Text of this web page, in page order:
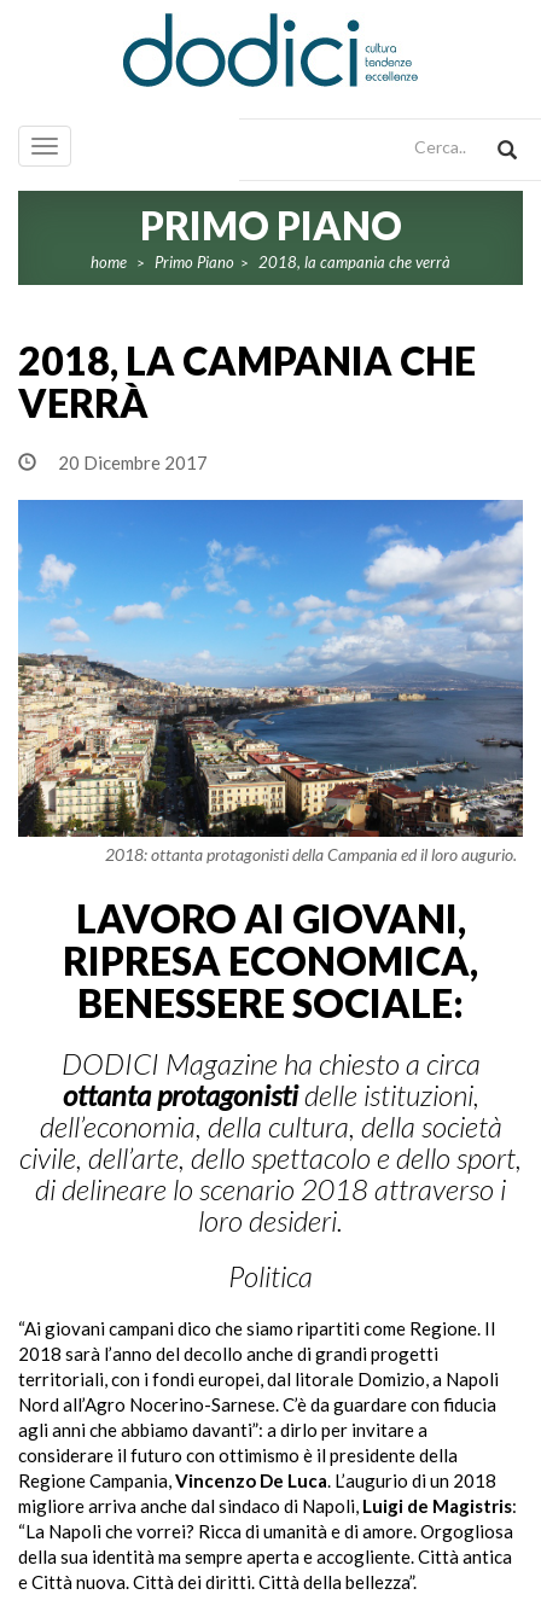
Toggle
navigation
PRIMO PIANO
home > Primo Piano > 2018, la campania che verrà
2018, LA CAMPANIA CHE
VERRÀ
20 Dicembre 2017
2018: ottanta protagonisti della Campania ed il loro augurio.
LAVORO AI GIOVANI,
RIPRESA ECONOMICA,
BENESSERE SOCIALE:
DODICI Magazine ha chiesto a circa
ottanta protagonistidelle istituzioni,
dell’economia, della cultura, della società
civile, dell’arte, dello spettacolo e dello sport,
di delineare lo scenario 2018 attraverso i
loro desideri.
Politica
“Ai giovani campani dico che siamo ripartiti come Regione. Il
2018 sarà l’anno del decollo anche di grandi progetti
territoriali, con i fondi europei, dal litorale Domizio, a Napoli
Nord all’Agro Nocerino-Sarnese. C’è da guardare con fiducia
agli anni che abbiamo davanti”: a dirlo per invitare a
considerare il futuro con ottimismo è il presidente della
Regione Campania,Vincenzo De Luca. L’augurio di un 2018
migliore arriva anche dal sindaco di Napoli, Luigi de Magistris:
“La Napoli che vorrei? Ricca di umanità e di amore. Orgogliosa
della sua identità ma sempre aperta e accogliente. Città antica
e Città nuova. Città dei diritti. Città della bellezza”.